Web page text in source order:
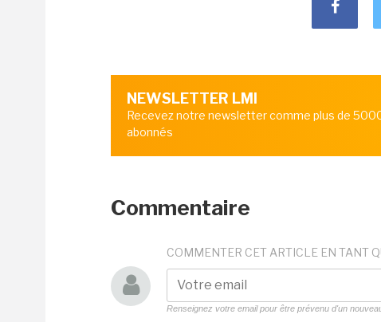
NEWSLETTER LMI
Recevez notre newsletter comme plus de
abonnés
Commentaire
COMMENTER CET ARTICLE EN TANT
Renseignez votre email pour être prévenu d'un